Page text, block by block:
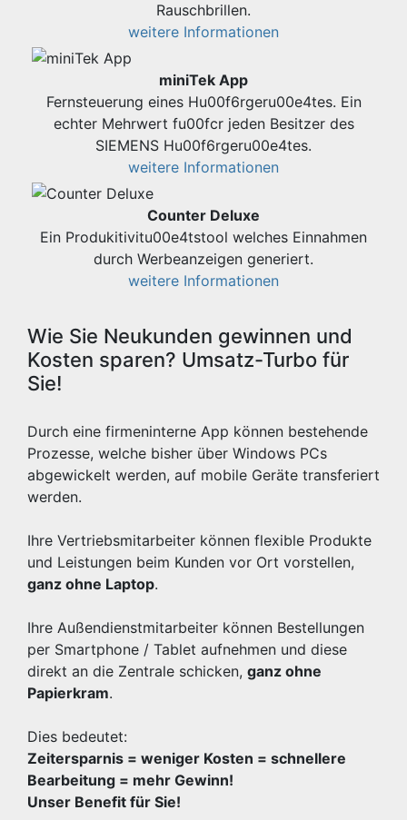
Rauschbrillen.
weitere Informationen
miniTek App
Fernsteuerung eines Hu00f6rgeru00e4tes. Ein
echter Mehrwert fu00fcr jeden Besitzer des
SIEMENS Hu00f6rgeru00e4tes.
weitere Informationen
Counter Deluxe
Ein Produkitivitu00e4tstool welches Einnahmen
durch Werbeanzeigen generiert.
weitere Informationen
Wie Sie Neukunden gewinnen und
Kosten sparen? Umsatz-Turbo für
Sie!
Durch eine firmeninterne App können bestehende
Prozesse, welche bisher über Windows PCs
abgewickelt werden, auf mobile Geräte transferiert
werden.
Ihre Vertriebsmitarbeiter können flexible Produkte
und Leistungen beim Kunden vor Ort vorstellen,
ganz ohne Laptop.
Ihre Außendienstmitarbeiter können Bestellungen
per Smartphone / Tablet aufnehmen und diese
direkt an die Zentrale schicken, ganz ohne
Papierkram.
Dies bedeutet:
Zeitersparnis = weniger Kosten = schnellere
Bearbeitung = mehr Gewinn!
Unser Benefit für Sie!